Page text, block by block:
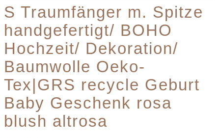
S Traumfänger m. Spitze
handgefertigt/ BOHO
Hochzeit/ Dekoration/
Baumwolle Oeko-
Tex|GRS recycle Geburt
Baby Geschenk rosa
blush altrosa